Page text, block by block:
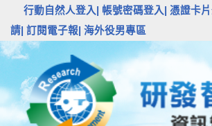
行動自然人登入| 帳號密碼登入| 憑證卡片
請| 訂閱電子報| 海外役男專區